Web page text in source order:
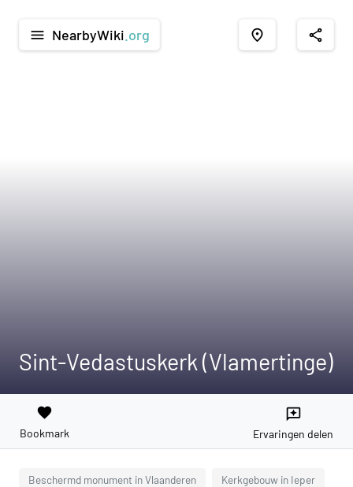
menu NearbyWiki .org place share
Sint-Vedastuskerk (Vlamertinge)
favorite
Bookmark
reviews
Ervaringen delen
Beschermd monument in Vlaanderen Kerkgebouw in Ieper